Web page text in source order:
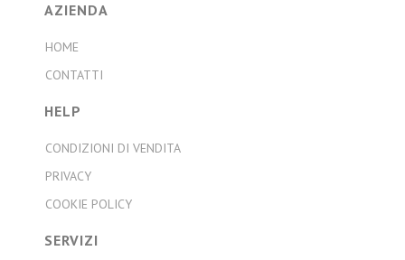
AZIENDA
HOME
CONTATTI
HELP
CONDIZIONI DI VENDITA
PRIVACY
COOKIE POLICY
SERVIZI